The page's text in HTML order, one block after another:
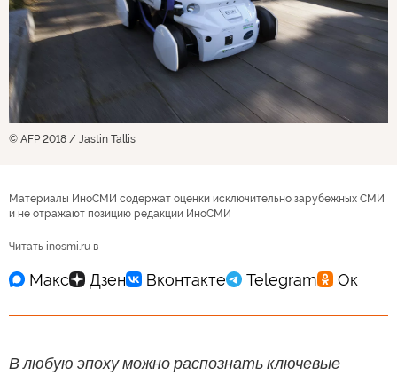
© AFP 2018 / Jastin Tallis
Материалы ИноСМИ содержат оценки исключительно зарубежных СМИ
и не отражают позицию редакции ИноСМИ
Читать inosmi.ru в
В любую эпоху можно распознать ключевые